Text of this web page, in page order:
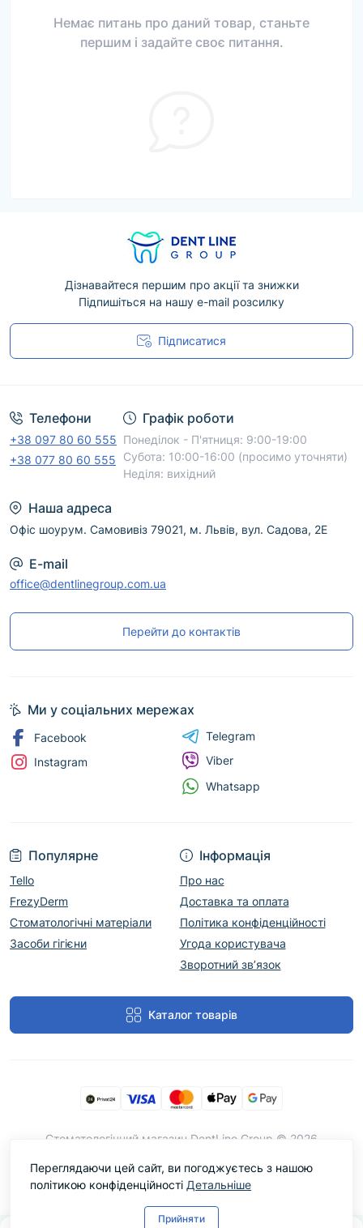
Немає питань про даний товар, станьте
першим і задайте своє питання.
Дізнавайтеся першим про акції та знижки
Підпишіться на нашу e-mail розсилку
Підписатися
Телефони
+38 097 80 60 555
+38 077 80 60 555
Графік роботи
Понеділок - П'ятниця: 9:00-19:00
Субота: 10:00-16:00 (просимо уточняти)
Неділя: вихідний
Наша адреса
Офіс шоурум. Самовивіз 79021, м. Львів, вул. Садова, 2Е
E-mail
office@dentlinegroup.com.ua
Перейти до контактів
Популярне
Tello
FrezyDerm
Стоматологічні матеріали
Засоби гігієни
Інформація
Про нас
Доставка та оплата
Політика конфіденційності
Угода користувача
Зворотний зв’язок
Каталог товарів
Ми у соціальних мережах
Facebook
Instagram
Telegram
Viber
Whatsapp
Cтоматологічний магазин DentLine Group © 2026
Переглядаючи цей сайт, ви погоджуєтесь з нашою
політикою конфіденційності Детальніше
Прийняти